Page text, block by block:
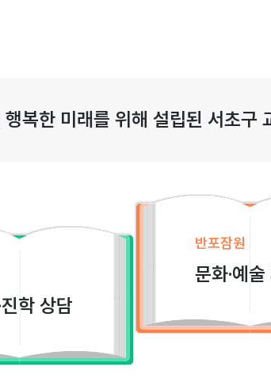
행복한 미래를 위해 설립된 서초구
학 상담
반포잠원
문화·예술